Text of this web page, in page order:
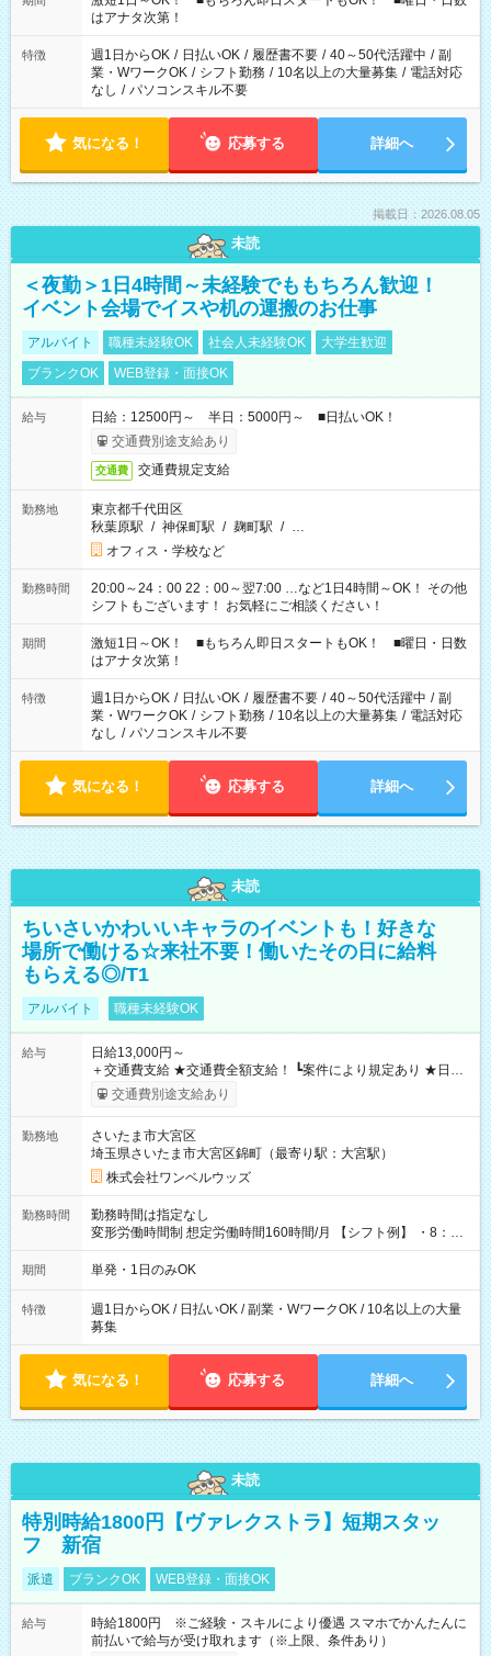
はアナタ次第！
特徴 週1日からOK / 日払いOK / 履歴書不要 / 40～50代活躍中 / 副
業・WワークOK / シフト勤務 / 10名以上の大量募集 / 電話対応
なし / パソコンスキル不要
気になる！ 応募する 詳細へ
掲載日：2026.08.05
未読
＜夜勤＞1日4時間～未経験でももちろん歓迎！
イベント会場でイスや机の運搬のお仕事
アルバイト 職種未経験OK 社会人未経験OK
大学生歓迎
ブランクOK
WEB登録・面接OK
給与
日給：12500円～ 半日：5000円～ ■日払いOK！
交通費別途支給あり
交通費 交通費規定支給
勤務地
東京都千代田区
秋葉原駅 / 神保町駅 / 麹町駅 / …
オフィス・学校など
勤務時間
20:00～24：00 22：00～翌7:00 …など1日4時間～OK！ その他
シフトもございます！ お気軽にご相談ください！
期間
激短1日～OK！ ■もちろん即日スタートもOK！ ■曜日・日数
はアナタ次第！
特徴 週1日からOK / 日払いOK / 履歴書不要 / 40～50代活躍中 / 副
業・WワークOK / シフト勤務 / 10名以上の大量募集 / 電話対応
なし / パソコンスキル不要
気になる！ 応募する 詳細へ
未読
ちいさいかわいいキャラのイベントも！好きな
場所で働ける☆来社不要！働いたその日に給料
もらえる◎/T1
アルバイト 職種未経験OK
給与
日給13,000円～
＋交通費支給 ★交通費全額支給！ ┗案件により規定あり ★日払
いOK！（規定あり） ┗働いたその日に現金GET♪ お仕事後はコ
ンビニATMから 日払い分を引き落とせます！ 【試用期間】試
交通費別途支給あり
勤務地
さいたま市大宮区
埼玉県さいたま市大宮区錦町（最寄り駅：大宮駅）
株式会社ワンベルウッズ
勤務時間
勤務時間は指定なし
変形労働時間制 想定労働時間160時間/月 【シフト例】 ・8：00
～21：00
期間 単発・1日のみOK
特徴
週1日からOK / 日払いOK / 副業・WワークOK / 10名以上の大量
募集
気になる！ 応募する 詳細へ
未読
特別時給1800円【ヴァレクストラ】短期スタッ
フ 新宿
派遣 ブランクOK WEB登録・面接OK
給与
時給1800円 ※ご経験・スキルにより優遇 スマホでかんたんに
前払いで給与が受け取れます（※上限、条件あり）